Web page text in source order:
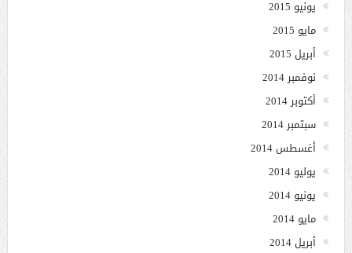
يونيو 2015
مايو 2015
أبريل 2015
نوفمبر 2014
أكتوبر 2014
سبتمبر 2014
أغسطس 2014
يوليو 2014
يونيو 2014
مايو 2014
أبريل 2014